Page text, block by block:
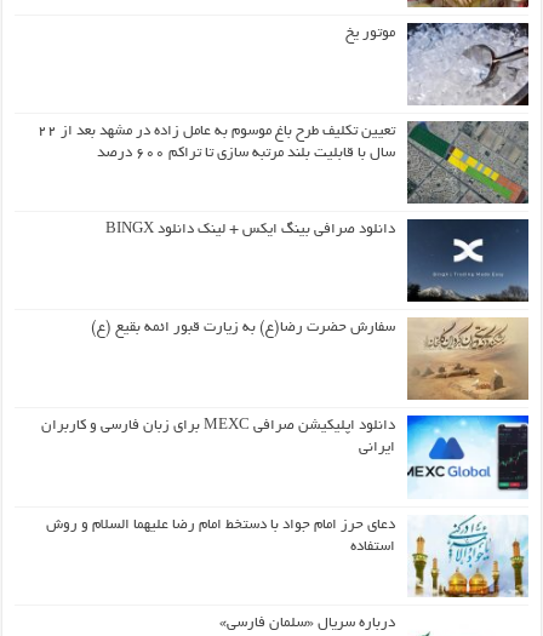
موتور یخ
تعیین تکلیف طرح باغ موسوم به عامل زاده در مشهد بعد از ۲۲
سال با قابلیت بلند مرتبه سازی تا تراکم ۶۰۰ درصد
دانلود صرافی بینگ ایکس + لینک دانلود BINGX
سفارش حضرت رضا(ع) به زیارت قبور ائمه بقیع (ع)
دانلود اپلیکیشن صرافی MEXC برای زبان فارسی و کاربران
ایرانی
دعای حرز امام جواد با دستخط امام رضا علیهما السلام و روش
استفاده
درباره سریال «سلمان فارسی»